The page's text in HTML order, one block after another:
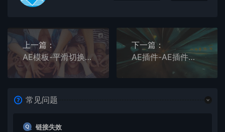
上一篇：
AE模板-平滑切换拼贴多屏时尚影像剪辑宣传片头
下一篇：
AE插件-AE插件引用AI人工智能生成个性化视频 Diffusae v1.2.1 Win
常见问题
链接失效